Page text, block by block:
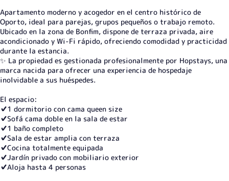
Apartamento moderno y acogedor en el centro histórico de
Oporto, ideal para parejas, grupos pequeños o trabajo remoto.
Ubicado en la zona de Bonfim, dispone de terraza privada, aire
acondicionado y Wi-Fi rápido, ofreciendo comodidad y practicidad
durante la estancia.
✨ La propiedad es gestionada profesionalmente por Hopstays, una
marca nacida para ofrecer una experiencia de hospedaje
inolvidable a sus huéspedes.
El espacio:
✔️1 dormitorio con cama queen size
✔️Sofá cama doble en la sala de estar
✔️1 baño completo
✔️Sala de estar amplia con terraza
✔️Cocina totalmente equipada
✔️Jardín privado con mobiliario exterior
✔️Aloja hasta 4 personas